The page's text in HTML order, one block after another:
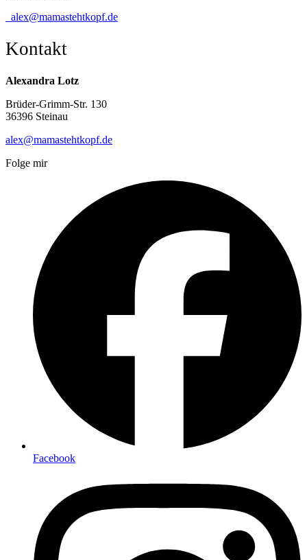
alex@mamastehtkopf.de
Kontakt
Alexandra Lotz
Brüder-Grimm-Str. 130
36396 Steinau
alex@mamastehtkopf.de
Folge mir
Facebook